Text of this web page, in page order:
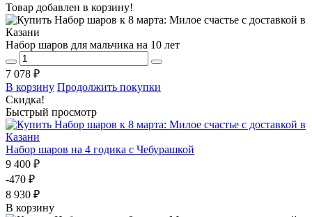
Товар добавлен в корзину!
Набор шаров для мальчика на 10 лет
7 078 ₽
В корзину Продолжить покупки
Скидка!
Быстрый просмотр
Набор шаров на 4 годика с Чебурашкой
9 400 ₽
-470 ₽
8 930 ₽
В корзину